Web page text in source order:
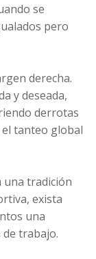
se
pero
derecha.
y deseada,
derrotas
tanteo global
una tradición
exista
una
trabajo.